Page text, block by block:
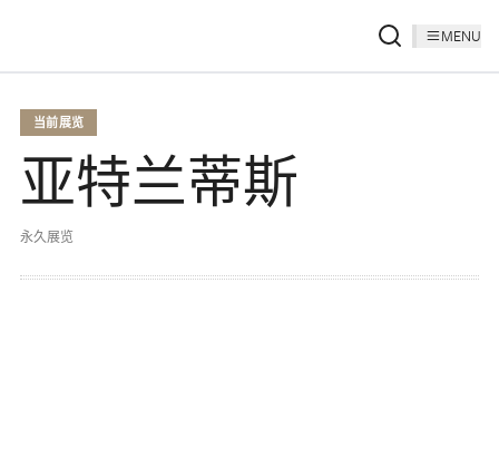
MENU
当前展览
亚特兰蒂斯
永久展览